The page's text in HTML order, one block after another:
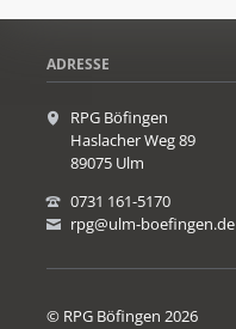
ADRESSE
RPG Böfingen
Haslacher Weg 89
89075 Ulm
0731 161-5170
rpg@ulm-boefingen.de
© RPG Böfingen 2026